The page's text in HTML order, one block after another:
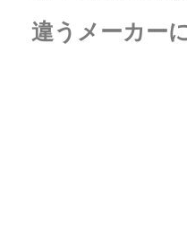
違うメーカー